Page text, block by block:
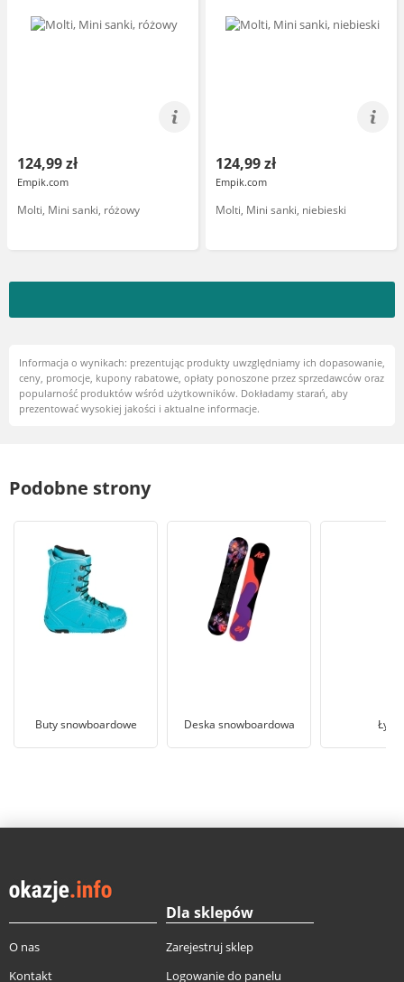
124,99 zł
Empik.com
Molti, Mini sanki, różowy
124,99 zł
Empik.com
Molti, Mini sanki, niebieski
Informacja o wynikach: prezentując produkty uwzględniamy ich dopasowanie,
ceny, promocje, kupony rabatowe, opłaty ponoszone przez sprzedawców oraz
popularność produktów wśród użytkowników. Dokładamy starań, aby
prezentować wysokiej jakości i aktualne informacje.
Podobne strony
Buty snowboardowe Deska snowboardowa
O nas
Kontakt
Dla sklepów
Zarejestruj sklep
Logowanie do panelu